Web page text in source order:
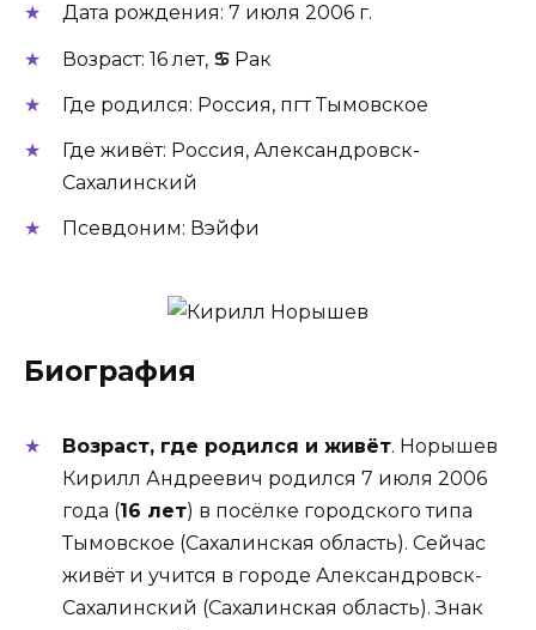
Дата рождения: 7 июля 2006 г.
Возраст: 16 лет, ♋ Рак
Где родился: Россия, пгт Тымовское
Где живёт: Россия, Александровск-
Сахалинский
Псевдоним: Вэйфи
Биография
Возраст, где родился и живёт. Норышев
Кирилл Андреевич родился 7 июля 2006
года (16 лет) в посёлке городского типа
Тымовское (Сахалинская область). Сейчас
живёт и учится в городе Александровск-
Сахалинский (Сахалинская область). Знак